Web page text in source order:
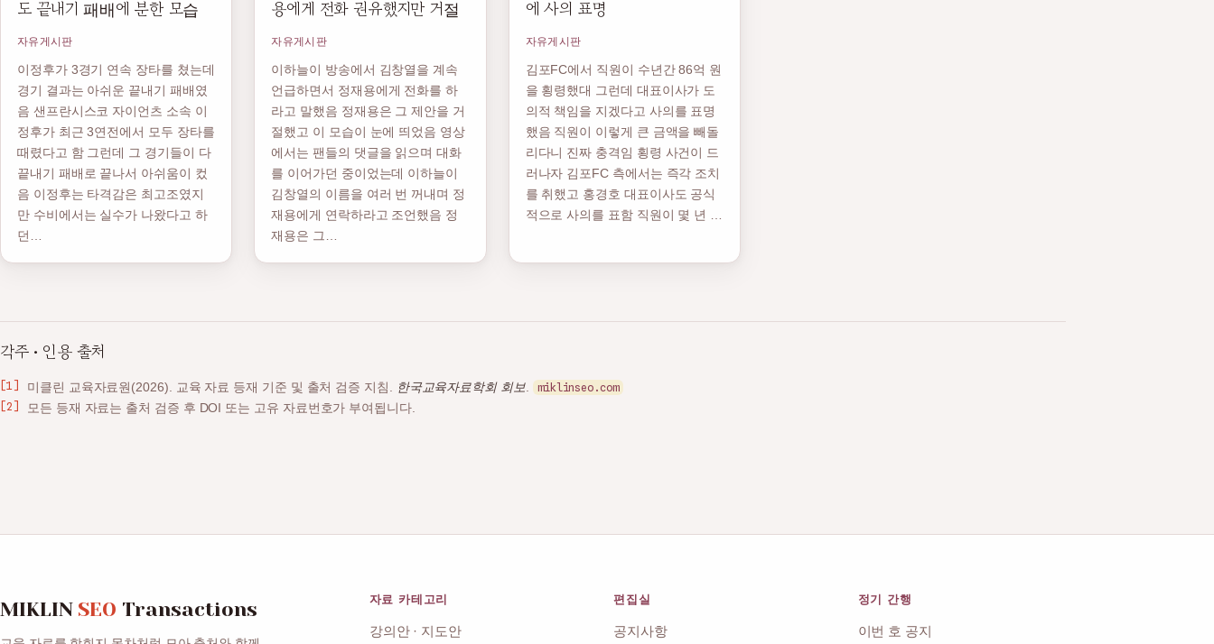
도 끝내기 패배에 분한 모습
자유게시판
이정후가 3경기 연속 장타를 쳤는데
경기 결과는 아쉬운 끝내기 패배였
음 샌프란시스코 자이언츠 소속 이
정후가 최근 3연전에서 모두 장타를
때렸다고 함 그런데 그 경기들이 다
끝내기 패배로 끝나서 아쉬움이 컸
음 이정후는 타격감은 최고조였지
만 수비에서는 실수가 나왔다고 하
던…
용에게 전화 권유했지만 거절
자유게시판
이하늘이 방송에서 김창열을 계속
언급하면서 정재용에게 전화를 하
라고 말했음 정재용은 그 제안을 거
절했고 이 모습이 눈에 띄었음 영상
에서는 팬들의 댓글을 읽으며 대화
를 이어가던 중이었는데 이하늘이
김창열의 이름을 여러 번 꺼내며 정
재용에게 연락하라고 조언했음 정
재용은 그…
에 사의 표명
자유게시판
김포FC에서 직원이 수년간 86억 원
을 횡령했대 그런데 대표이사가 도
의적 책임을 지겠다고 사의를 표명
했음 직원이 이렇게 큰 금액을 빼돌
리다니 진짜 충격임 횡령 사건이 드
러나자 김포FC 측에서는 즉각 조치
를 취했고 홍경호 대표이사도 공식
적으로 사의를 표함 직원이 몇 년 …
각주 · 인용 출처
미클린 교육자료원(2026). 교육 자료 등재 기준 및 출처 검증 지침. 한국교육자료학회 회보. miklinseo.com
모든 등재 자료는 출처 검증 후 DOI 또는 고유 자료번호가 부여됩니다.
MIKLIN SEO Transactions 자료 카테고리
강의안 · 지도안
편집실
공지사항
정기 간행
이번 호 공지